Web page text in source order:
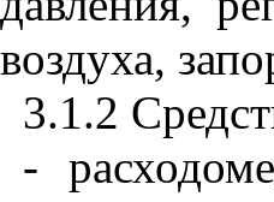
воздуха,
3.1.2
-